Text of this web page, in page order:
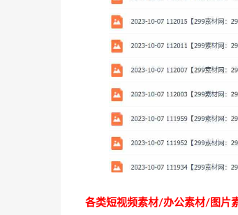
各类短视频素材/办公素材/图片